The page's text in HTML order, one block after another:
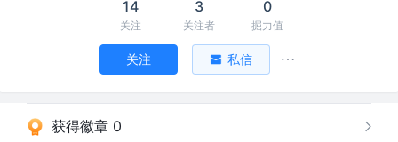
14
关注
3
关注者
0
掘力值
关注 私信
获得徽章 0